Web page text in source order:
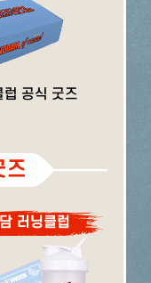
공식 굿즈
즈
러닝클럽